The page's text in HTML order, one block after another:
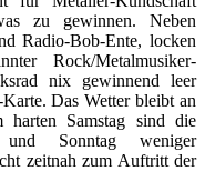
zu gewinnen. Neben
Radio-Bob-Ente, locken
Rock/Metalmusiker-
nix gewinnend leer
Das Wetter bleibt an
Samstag sind die
Sonntag weniger
zeitnah zum Auftritt der